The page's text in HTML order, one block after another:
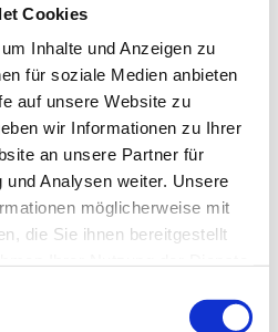
Cookies
Inhalte und Anzeigen zu
für soziale Medien anbieten
auf unsere Website zu
wir Informationen zu Ihrer
an unsere Partner für
Analysen weiter. Unsere
möglicherweise mit
die Sie ihnen bereitgestellt
| Reha
– MEDICAL
Schnelle Bewerbung